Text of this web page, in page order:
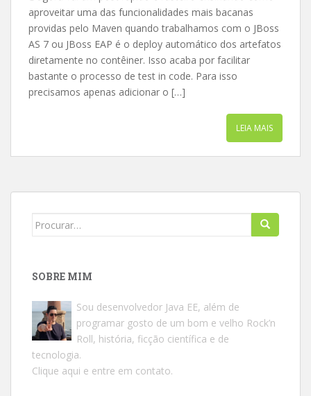
aproveitar uma das funcionalidades mais bacanas
providas pelo Maven quando trabalhamos com o JBoss
AS 7 ou JBoss EAP é o deploy automático dos artefatos
diretamente no contêiner. Isso acaba por facilitar
bastante o processo de test in code. Para isso
precisamos apenas adicionar o […]
LEIA MAIS
Search
SOBRE MIM
Sou desenvolvedor Java EE, além de
programar gosto de um bom e velho Rock’n
Roll, história, ficção científica e de
tecnologia.
Clique aqui e entre em contato.